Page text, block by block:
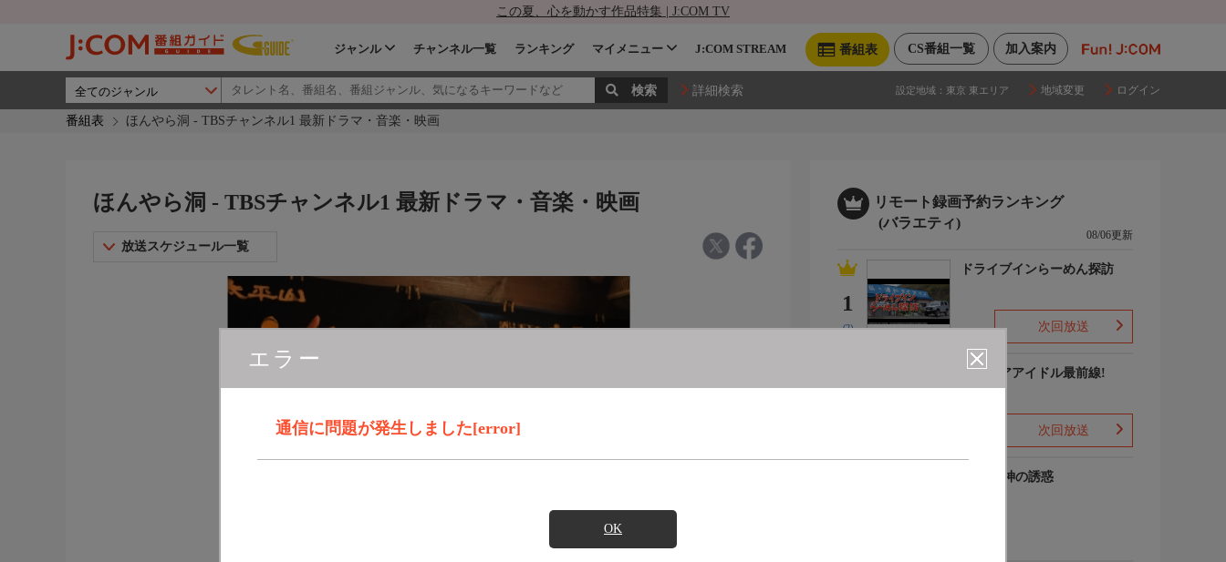
この夏、心を動かす作品特集 | J:COM TV
加入案内
CS番組一覧
番組表
ジャンル チャンネル一覧 ランキング マイメニュー J:COM STREAM
詳細検索 設定地域： 東京 東エリア 地域変更 ログイン
番組表 ほんやら洞 - TBSチャンネル1 最新ドラマ・音楽・映画
エラー
通信に問題が発生しました[error]
OK
ほんやら洞 - TBSチャンネル1 最新ドラマ・音楽・映画
放送スケジュール一覧
リモート録画予約ランキング
(バラエティ)
08/06更新
1
(2)
ドライブインらーめん探訪
次回放送
グラビアアイドル最前線!
次回放送
谷碧 女神の誘惑